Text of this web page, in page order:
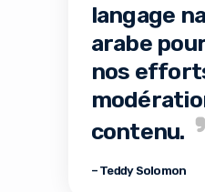
langage
arabe
nos
contenu.
– Teddy Solomon